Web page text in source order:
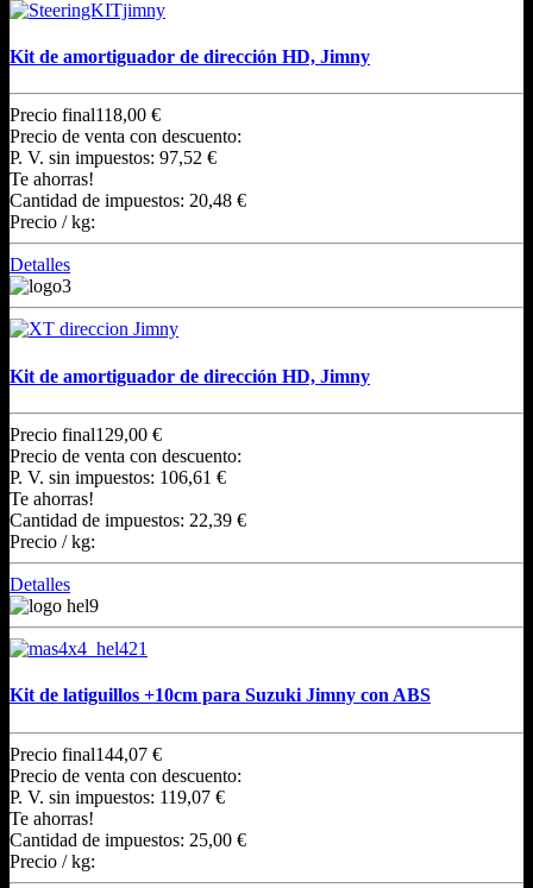
Kit de amortiguador de dirección HD, Jimny
Precio final118,00 €
Precio de venta con descuento:
P. V. sin impuestos: 97,52 €
Te ahorras!
Cantidad de impuestos: 20,48 €
Precio / kg:
Detalles
Kit de amortiguador de dirección HD, Jimny
Precio final129,00 €
Precio de venta con descuento:
P. V. sin impuestos: 106,61 €
Te ahorras!
Cantidad de impuestos: 22,39 €
Precio / kg:
Detalles
Kit de latiguillos +10cm para Suzuki Jimny con ABS
Precio final144,07 €
Precio de venta con descuento:
P. V. sin impuestos: 119,07 €
Te ahorras!
Cantidad de impuestos: 25,00 €
Precio / kg: